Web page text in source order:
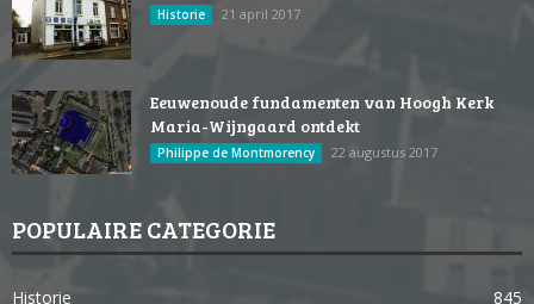
Historie 21 april 2017
Eeuwenoude fundamenten van Hoogh Kerk
Maria-Wijngaard ontdekt
Philippe de Montmorency 22 augustus 2017
POPULAIRE CATEGORIE
Historie 845